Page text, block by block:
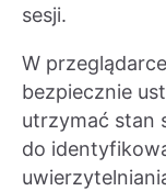
sesji.
W
bezpiecznie
utrzymać stan
do